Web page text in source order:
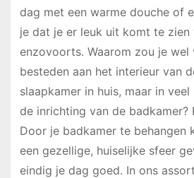
dag met een warme douche of
je dat je er leuk uit komt te zien
enzovoorts. Waarom zou je wel
besteden aan het interieur van
slaapkamer in huis, maar in
de inrichting van de badkamer?
Door je badkamer te behangen
een gezellige, huiselijke sfeer
eindig je dag goed. In ons